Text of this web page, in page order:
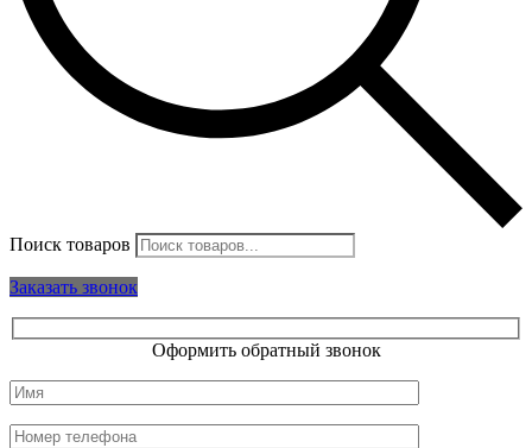
Поиск товаров
Заказать звонок
Оформить обратный звонок